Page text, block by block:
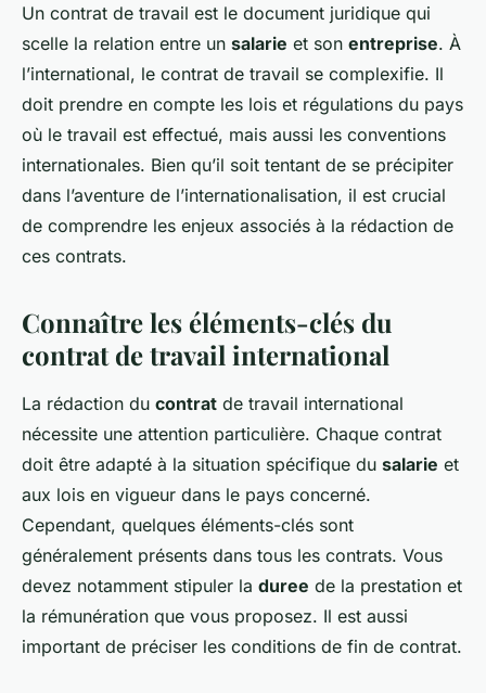
Un contrat de travail est le document juridique qui
scelle la relation entre un salarie et son entreprise. À
l’international, le contrat de travail se complexifie. Il
doit prendre en compte les lois et régulations du pays
où le travail est effectué, mais aussi les conventions
internationales. Bien qu’il soit tentant de se précipiter
dans l’aventure de l’internationalisation, il est crucial
de comprendre les enjeux associés à la rédaction de
ces contrats.
Connaître les éléments-clés du
contrat de travail international
La rédaction du contrat de travail international
nécessite une attention particulière. Chaque contrat
doit être adapté à la situation spécifique du salarie et
aux lois en vigueur dans le pays concerné.
Cependant, quelques éléments-clés sont
généralement présents dans tous les contrats. Vous
devez notamment stipuler la duree de la prestation et
la rémunération que vous proposez. Il est aussi
important de préciser les conditions de fin de contrat.